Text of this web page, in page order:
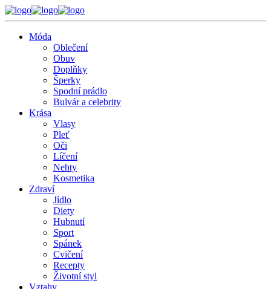
Móda
Oblečení
Obuv
Doplňky
Šperky
Spodní prádlo
Bulvár a celebrity
Krása
Vlasy
Pleť
Oči
Líčení
Nehty
Kosmetika
Zdraví
Jídlo
Diety
Hubnutí
Sport
Spánek
Cvičení
Recepty
Životní styl
Vztahy